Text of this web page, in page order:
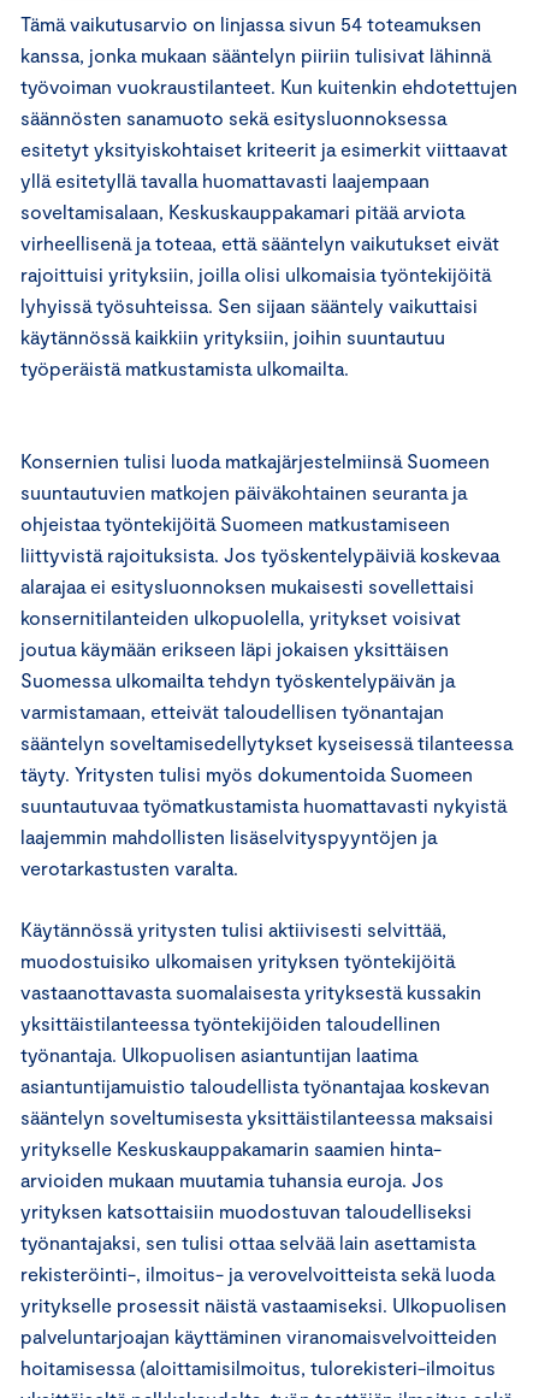
Tämä vaikutusarvio on linjassa sivun 54 toteamuksen
kanssa, jonka mukaan sääntelyn piiriin tulisivat lähinnä
työvoiman vuokraustilanteet. Kun kuitenkin ehdotettujen
säännösten sanamuoto sekä esitysluonnoksessa
esitetyt yksityiskohtaiset kriteerit ja esimerkit viittaavat
yllä esitetyllä tavalla huomattavasti laajempaan
soveltamisalaan, Keskuskauppakamari pitää arviota
virheellisenä ja toteaa, että sääntelyn vaikutukset eivät
rajoittuisi yrityksiin, joilla olisi ulkomaisia työntekijöitä
lyhyissä työsuhteissa. Sen sijaan sääntely vaikuttaisi
käytännössä kaikkiin yrityksiin, joihin suuntautuu
työperäistä matkustamista ulkomailta.
Konsernien tulisi luoda matkajärjestelmiinsä Suomeen
suuntautuvien matkojen päiväkohtainen seuranta ja
ohjeistaa työntekijöitä Suomeen matkustamiseen
liittyvistä rajoituksista. Jos työskentelypäiviä koskevaa
alarajaa ei esitysluonnoksen mukaisesti sovellettaisi
konsernitilanteiden ulkopuolella, yritykset voisivat
joutua käymään erikseen läpi jokaisen yksittäisen
Suomessa ulkomailta tehdyn työskentelypäivän ja
varmistamaan, etteivät taloudellisen työnantajan
sääntelyn soveltamisedellytykset kyseisessä tilanteessa
täyty. Yritysten tulisi myös dokumentoida Suomeen
suuntautuvaa työmatkustamista huomattavasti nykyistä
laajemmin mahdollisten lisäselvityspyyntöjen ja
verotarkastusten varalta.
Käytännössä yritysten tulisi aktiivisesti selvittää,
muodostuisiko ulkomaisen yrityksen työntekijöitä
vastaanottavasta suomalaisesta yrityksestä kussakin
yksittäistilanteessa työntekijöiden taloudellinen
työnantaja. Ulkopuolisen asiantuntijan laatima
asiantuntijamuistio taloudellista työnantajaa koskevan
sääntelyn soveltumisesta yksittäistilanteessa maksaisi
yritykselle Keskuskauppakamarin saamien hinta-
arvioiden mukaan muutamia tuhansia euroja. Jos
yrityksen katsottaisiin muodostuvan taloudelliseksi
työnantajaksi, sen tulisi ottaa selvää lain asettamista
rekisteröinti-, ilmoitus- ja verovelvoitteista sekä luoda
yritykselle prosessit näistä vastaamiseksi. Ulkopuolisen
palveluntarjoajan käyttäminen viranomaisvelvoitteiden
hoitamisessa (aloittamisilmoitus, tulorekisteri-ilmoitus